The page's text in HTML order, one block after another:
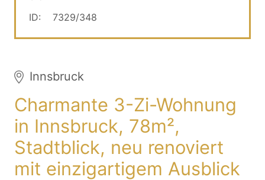
ID:
7329/348
Innsbruck
Charmante 3-Zi-Wohnung
in Innsbruck, 78m²,
Stadtblick, neu renoviert
mit einzigartigem Ausblick